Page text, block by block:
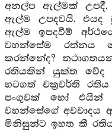
අනල්ප ඇල්මක් උපදී.
ඇල්ම උපදවයි. එයද
ඇල්ම ඉපදවීම්
වහන්සේම රත්නය
කරන්නේද?
රතියකින් යුක්ත වේද
හටගත් චක්‍රවර්ති
පංගුවක් හෝ එයින්
වහන්සේගේ අවවාදය
මිනිසුන්ට ඉහත කී